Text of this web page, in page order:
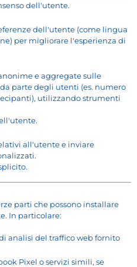
dell'utente.
dell'utente (come lingua
per migliorare l'esperienza di
e aggregate sulle
parte degli utenti (es. numero
utilizzando strumenti
all'utente e inviare
parti che possono installare
In particolare:
analisi del traffico web fornito
Pixel o servizi simili, se